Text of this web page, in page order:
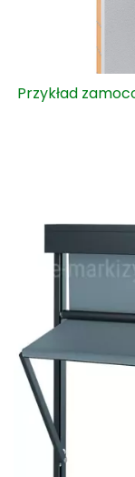
Przykład